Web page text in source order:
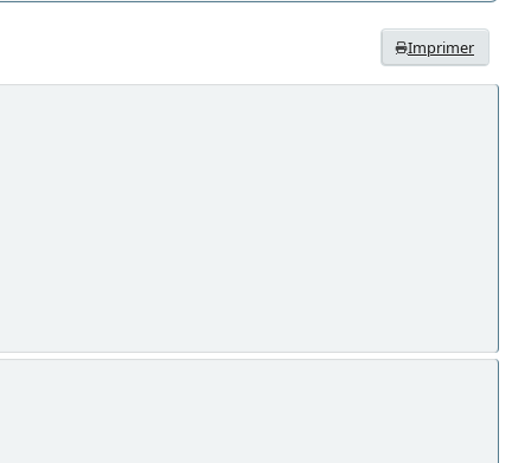
Imprimer